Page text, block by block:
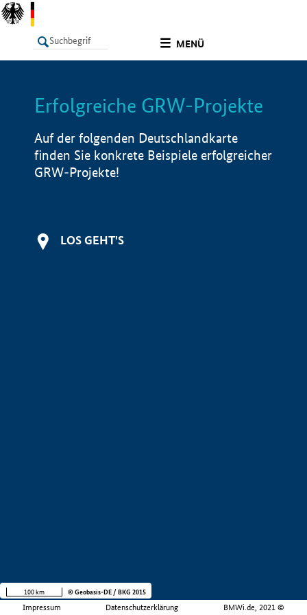
MENÜ
LISTE Info
Erfolgreiche GRW-Projekte
Auf der folgenden Deutschlandkarte
finden Sie konkrete Beispiele erfolgreicher
GRW-Projekte!
LOS GEHT'S
Impressum Datenschutzerklärung BMWi.de, 2021 ©
100 km © Geobasis-DE / BKG 2015